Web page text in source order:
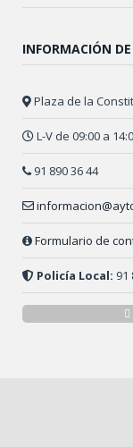
INFORMACIÓN
Plaza de la
L-V de 09:00 a
91 890 36 44
Formulario de
Policía Local: 91